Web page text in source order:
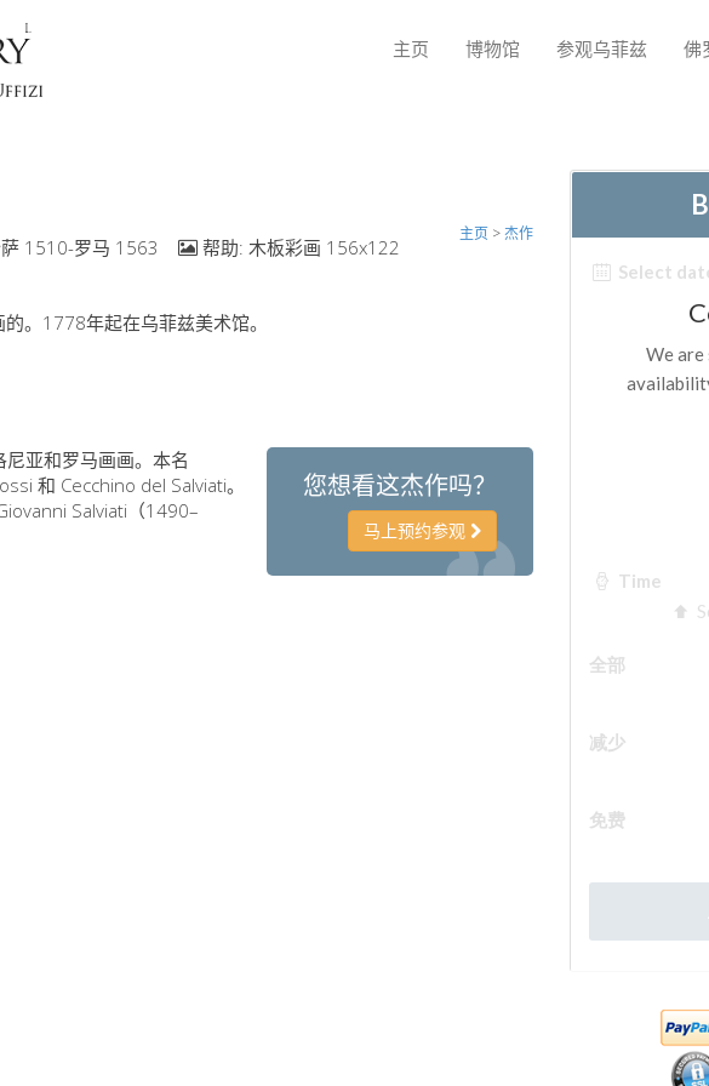
主页 博物馆 参观乌菲兹 佛
主页 >杰作
1510-罗马 1563 帮助: 木板彩画 156x122
。1778年起在乌菲兹美术馆。
您想看这杰作吗？
马上预约参观
亚和罗马画画。本名
和 Cecchino del Salviati。
Salviati（1490–